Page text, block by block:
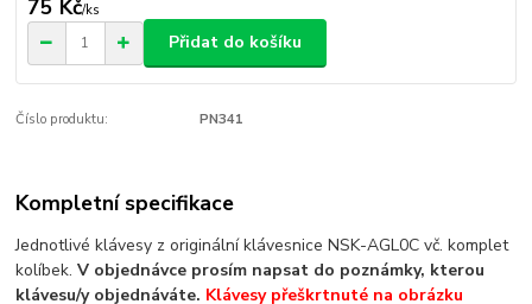
75 Kč/ks
Přidat do košíku
Číslo produktu: PN341
Kompletní specifikace
Jednotlivé klávesy z originální klávesnice NSK-AGL0C vč. komplet
kolíbek.V objednávce prosím napsat do poznámky, kterou
klávesu/y objednáváte. Klávesy přeškrtnuté na obrázku